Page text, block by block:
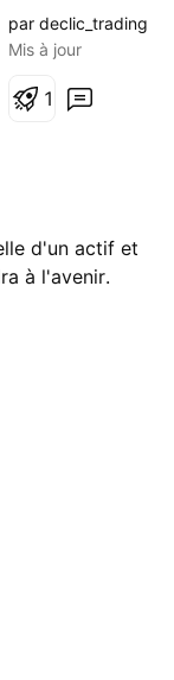
prévoir en
résistance vers
positive, ce
par declic_trading
Mis à jour
1
d'un actif et
à l'avenir.